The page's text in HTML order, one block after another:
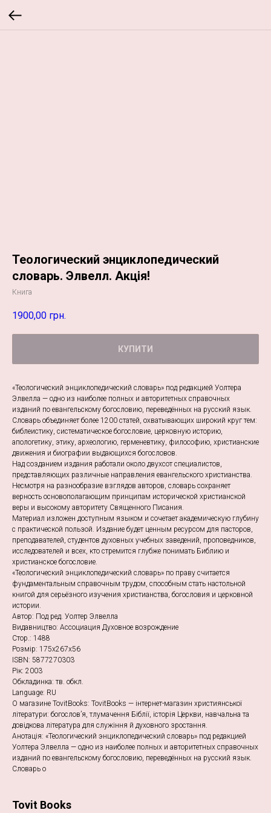
Теологический энциклопедический
словарь. Элвелл. Акція!
Книга
1900,00 грн.
КУПИТИ
«Теологический энциклопедический словарь» под редакцией Уолтера
Элвелла — одно из наиболее полных и авторитетных справочных
изданий по евангельскому богословию, переведённых на русский язык.
Словарь объединяет более 1200 статей, охватывающих широкий круг тем:
библеистику, систематическое богословие, церковную историю,
апологетику, этику, археологию, герменевтику, философию, христианские
движения и биографии выдающихся богословов.
Над созданием издания работали около двухсот специалистов,
представляющих различные направления евангельского христианства.
Несмотря на разнообразие взглядов авторов, словарь сохраняет
верность основополагающим принципам исторической христианской
веры и высокому авторитету Священного Писания.
Материал изложен доступным языком и сочетает академическую глубину
с практической пользой. Издание будет ценным ресурсом для пасторов,
преподавателей, студентов духовных учебных заведений, проповедников,
исследователей и всех, кто стремится глубже понимать Библию и
христианское богословие.
«Теологический энциклопедический словарь» по праву считается
фундаментальным справочным трудом, способным стать настольной
книгой для серьёзного изучения христианства, богословия и церковной
истории.
Автор: Под ред. Уолтер Элвелла
Видавництво: Ассоциация Духовное возрождение
Стор.: 1488
Розмір: 175х267х56
ISBN: 5877270303
Рік: 2003
Обкладинка: тв. обкл.
Language: RU
О магазине TovitBooks: TovitBooks — інтернет-магазин християнської
літератури: богослов’я, тлумачення Біблії, історія Церкви, навчальна та
довідкова література для служіння й духовного зростання.
Анотація: «Теологический энциклопедический словарь» под редакцией
Уолтера Элвелла — одно из наиболее полных и авторитетных справочных
изданий по евангельскому богословию, переведённых на русский язык.
Словарь о
Tovit Books